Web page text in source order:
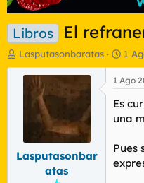
Libros El
I
n
o
r
Lasputasonbaratas
F
e
c
h
a
d
n
i
1
Lasputasonbar
atas
1 Ago
Es
una
Pues